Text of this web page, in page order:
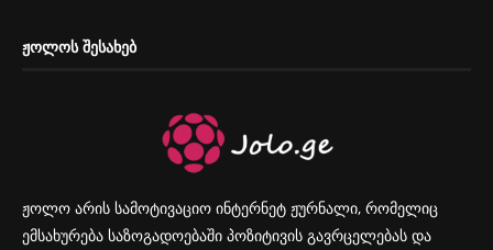
ᲟᲝᲚᲝᲡ ᲨᲔᲡᲐᲮᲔᲑ
ჟოლო არის სამოტივაციო ინტერნეტ ჟურნალი, რომელიც
ემსახურება საზოგადოებაში პოზიტივის გავრცელებას და